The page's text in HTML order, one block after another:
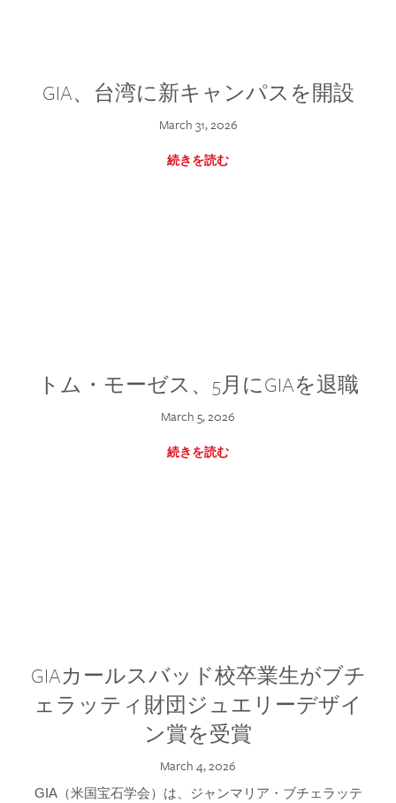
GIA、台湾に新キャンパスを開設
March 31, 2026
続きを読む
トム・モーゼス、5月にGIAを退職
March 5, 2026
続きを読む
GIAカールスバッド校卒業生がブチ
ェラッティ財団ジュエリーデザイ
ン賞を受賞
March 4, 2026
GIA（米国宝石学会）は、ジャンマリア・ブチェラッテ